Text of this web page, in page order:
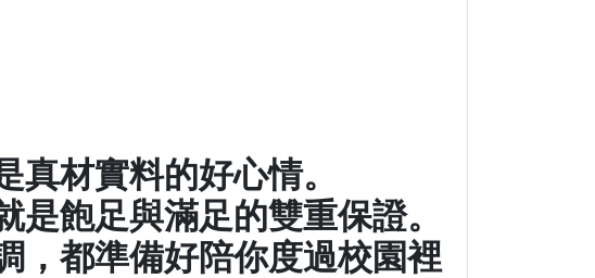
真材實料的好心情。
是飽足與滿足的雙重保證。
，都準備好陪你度過校園裡